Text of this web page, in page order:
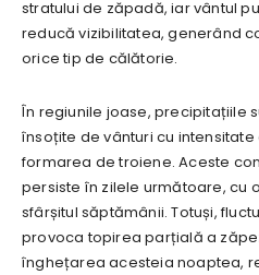
stratului de zăpadă, iar vântul
reducă vizibilitatea, generând
orice tip de călătorie.
În regiunile joase, precipitațiile
însoțite de vânturi cu
formarea de troiene. Aceste
persiste în zilele următoare, cu
sfârșitul săptămânii. Totuși,
provoca topirea parțială a
înghețarea acesteia noaptea,